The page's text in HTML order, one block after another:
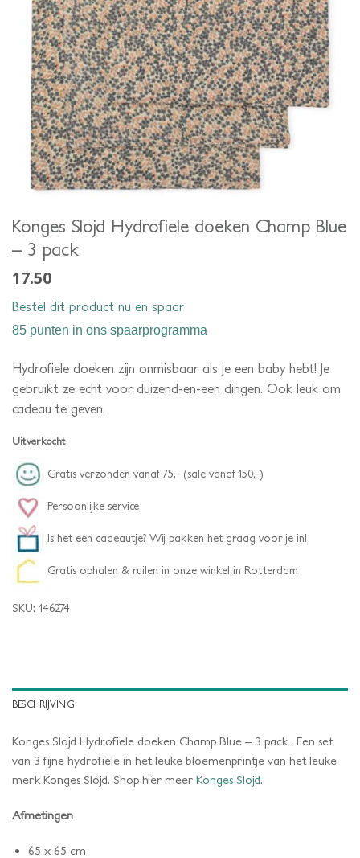
Konges Slojd Hydrofiele doeken Champ Blue
– 3 pack
17.50
Bestel dit product nu en spaar
85 punten in ons spaarprogramma
Hydrofiele doeken zijn onmisbaar als je een baby hebt! Je
gebruikt ze echt voor duizend-en-een dingen. Ook leuk om
cadeau te geven.
Uitverkocht
Gratis verzonden vanaf 75,- (sale vanaf 150,-)
Persoonlijke service
Is het een cadeautje? Wij pakken het graag voor je in!
Gratis ophalen & ruilen in onze winkel in Rotterdam
SKU: 146274
BESCHRIJVING
Konges Slojd Hydrofiele doeken Champ Blue – 3 pack . Een set
van 3 fijne hydrofiele in het leuke bloemenprintje van het leuke
merk Konges Slojd. Shop hier meer Konges Slojd.
Afmetingen
65 x 65 cm